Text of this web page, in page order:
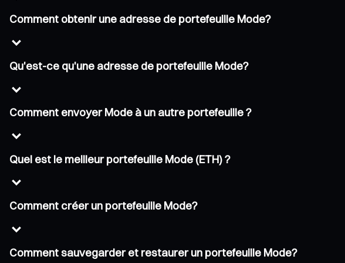
Comment obtenir une adresse de portefeuille Mode?
Qu'est-ce qu'une adresse de portefeuille Mode?
Comment envoyer Mode à un autre portefeuille ?
Quel est le meilleur portefeuille Mode (ETH) ?
Comment créer un portefeuille Mode?
Comment sauvegarder et restaurer un portefeuille Mode?